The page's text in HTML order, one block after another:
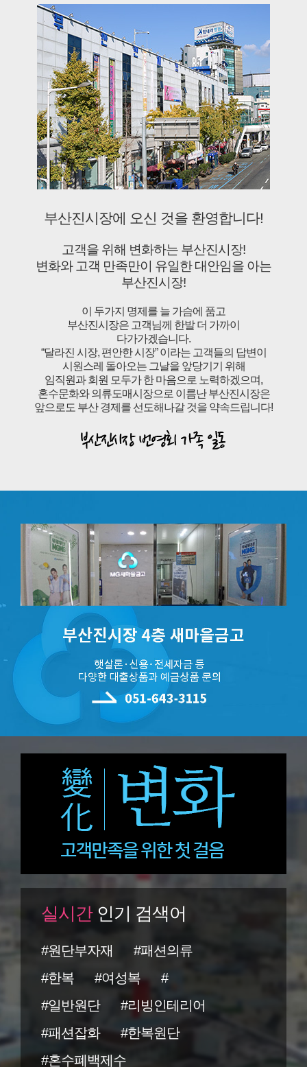
부산진시장에 오신 것을 환영합니다!
고객을 위해 변화하는 부산진시장!
변화와 고객 만족만이 유일한 대안임을 아는
부산진시장!
이 두가지 명제를 늘 가슴에 품고
부산진시장은 고객님께 한발 더 가까이
다가가겠습니다.
“달라진 시장, 편안한 시장” 이라는 고객들의 답변이
시원스레 돌아오는 그날을 앞당기기 위해
임직원과 회원 모두가 한 마음으로 노력하겠으며,
혼수문화와 의류도매시장으로 이름난 부산진시장은
앞으로도 부산 경제를 선도해나갈 것을 약속드립니다!
실시간인기 검색어
#원단부자재
#패션의류
#한복
#여성복
#
#일반원단
#리빙인테리어
#패션잡화
#한복원단
#혼수폐백제수